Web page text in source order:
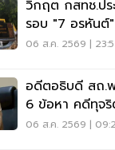
วิกฤต กสทช.ป
รอบ "7 อรหัน
ไม่มีใครยอมใคร
06 ส.ค. 2569 |
อดีตอธิบดี สถ.
6 ข้อหา คดีทุจ
06 ส.ค. 2569 |